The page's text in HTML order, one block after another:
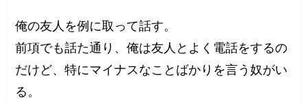
俺の友人を例に取って話す。
前項でも話た通り、俺は友人とよく電話をするの
だけど、特にマイナスなことばかりを言う奴がい
る。